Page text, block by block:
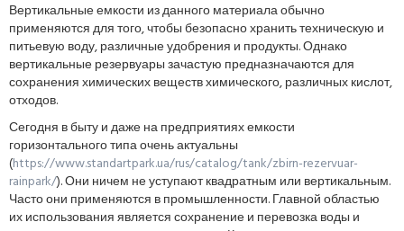
Вертикальные емкости из данного материала обычно
применяются для того, чтобы безопасно хранить техническую и
питьевую воду, различные удобрения и продукты. Однако
вертикальные резервуары зачастую предназначаются для
сохранения химических веществ химического, различных кислот,
отходов.
Сегодня в быту и даже на предприятиях емкости
горизонтального типа очень актуальны
(https://www.standartpark.ua/rus/catalog/tank/zbirn-rezervuar-
rainpark/). Они ничем не уступают квадратным или вертикальным.
Часто они применяются в промышленности. Главной областью
их использования является сохранение и перевозка воды и